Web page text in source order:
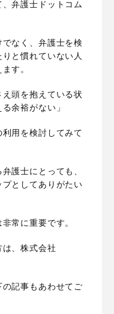
弁護士ドットコム
なく、弁護士を検
と慣れていない人
す。
え頭を抱えている状
余裕がない」
用を検討してみて
護士にとっても、
としてありがたい
常に重要です。
、株式会社
記事もあわせてご